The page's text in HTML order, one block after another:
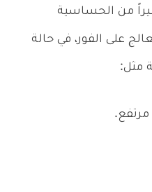
من الحساسية
على الفور، في حالة
مثل: